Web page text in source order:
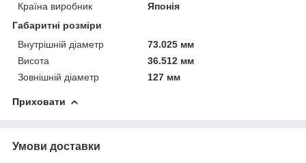
Країна виробник
Японія
Габаритні розміри
Внутрішній діаметр
73.025 мм
Висота
36.512 мм
Зовнішній діаметр
127 мм
Приховати
Умови доставки